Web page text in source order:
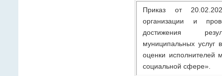
Приказ от
организации и
достижения
муниципальных услуг
оценки исполнителей
социальной сфере».